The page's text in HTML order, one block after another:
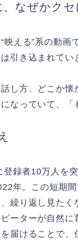
なぜかクセ
映える”系の動
引き込まれて
し方、どこか懐
なっていて、「
録者10万人を
年。この短期
繰り返し見たく
ーターが自然
届けることで、